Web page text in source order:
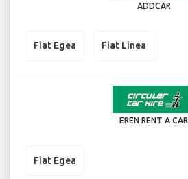
ADDCAR
Fiat Egea Fiat Linea
EREN RENT A CAR
Fiat Egea